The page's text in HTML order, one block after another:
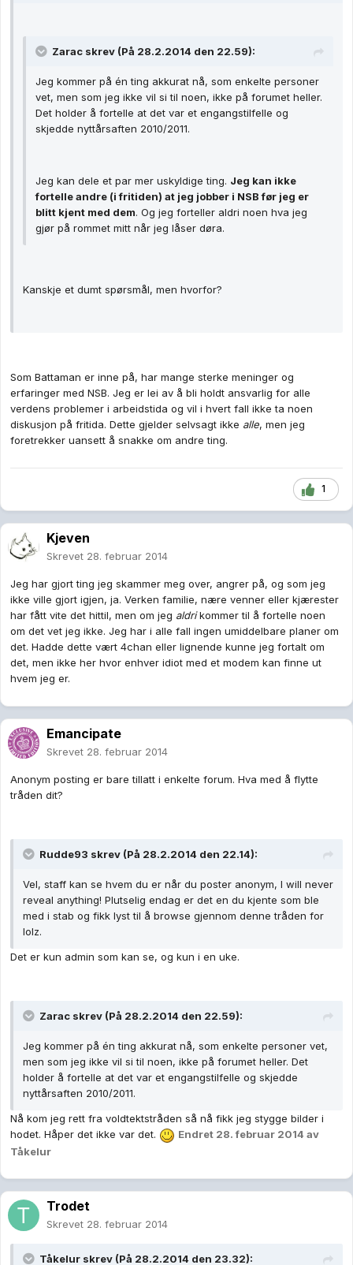
Zarac skrev (På 28.2.2014 den 22.59):
Jeg kommer på én ting akkurat nå, som enkelte personer
vet, men som jeg ikke vil si til noen, ikke på forumet heller.
Det holder å fortelle at det var et engangstilfelle og
skjedde nyttårsaften 2010/2011.
Jeg kan dele et par mer uskyldige ting. Jeg kan ikke
fortelle andre (i fritiden) at jeg jobber i NSB før jeg er
blitt kjent med dem. Og jeg forteller aldri noen hva jeg
gjør på rommet mitt når jeg låser døra.
Kanskje et dumt spørsmål, men hvorfor?
Som Battaman er inne på, har mange sterke meninger og
erfaringer med NSB. Jeg er lei av å bli holdt ansvarlig for alle
verdens problemer i arbeidstida og vil i hvert fall ikke ta noen
diskusjon på fritida. Dette gjelder selvsagt ikke alle, men jeg
foretrekker uansett å snakke om andre ting.
1
Kjeven
Skrevet 28. februar 2014
Jeg har gjort ting jeg skammer meg over, angrer på, og som jeg
ikke ville gjort igjen, ja. Verken familie, nære venner eller kjærester
har fått vite det hittil, men om jeg aldrikommer til å fortelle noen
om det vet jeg ikke. Jeg har i alle fall ingen umiddelbare planer om
det. Hadde dette vært 4chan eller lignende kunne jeg fortalt om
det, men ikke her hvor enhver idiot med et modem kan finne ut
hvem jeg er.
Emancipate
Skrevet 28. februar 2014
Anonym posting er bare tillatt i enkelte forum. Hva med å flytte
tråden dit?
Rudde93 skrev (På 28.2.2014 den 22.14):
Vel, staff kan se hvem du er når du poster anonym, I will never
reveal anything! Plutselig endag er det en du kjente som ble
med i stab og fikk lyst til å browse gjennom denne tråden for
lolz.
Det er kun admin som kan se, og kun i en uke.
Zarac skrev (På 28.2.2014 den 22.59):
Jeg kommer på én ting akkurat nå, som enkelte personer vet,
men som jeg ikke vil si til noen, ikke på forumet heller. Det
holder å fortelle at det var et engangstilfelle og skjedde
nyttårsaften 2010/2011.
Nå kom jeg rett fra voldtektstråden så nå fikk jeg stygge bilder i
hodet. Håper det ikke var det.
Endret 28. februar 2014 av
Tåkelur
Trodet
Skrevet 28. februar 2014
Tåkelur skrev (På 28.2.2014 den 23.32):